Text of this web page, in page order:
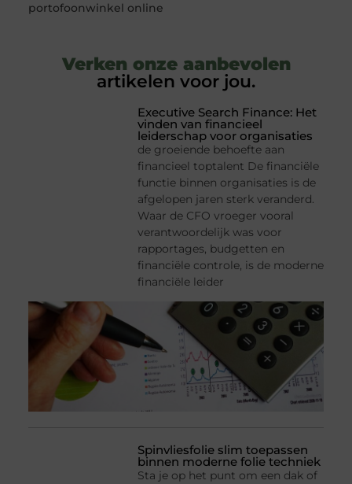
portofoonwinkel online
Verken onze aanbevolen
artikelen voor jou.
Executive Search Finance: Het
vinden van financieel
leiderschap voor organisaties
de groeiende behoefte aan
financieel toptalent De financiële
functie binnen organisaties is de
afgelopen jaren sterk veranderd.
Waar de CFO vroeger vooral
verantwoordelijk was voor
rapportages, budgetten en
financiële controle, is de moderne
financiële leider
Spinvliesfolie slim toepassen
binnen moderne folie techniek
Sta je op het punt om een dak of